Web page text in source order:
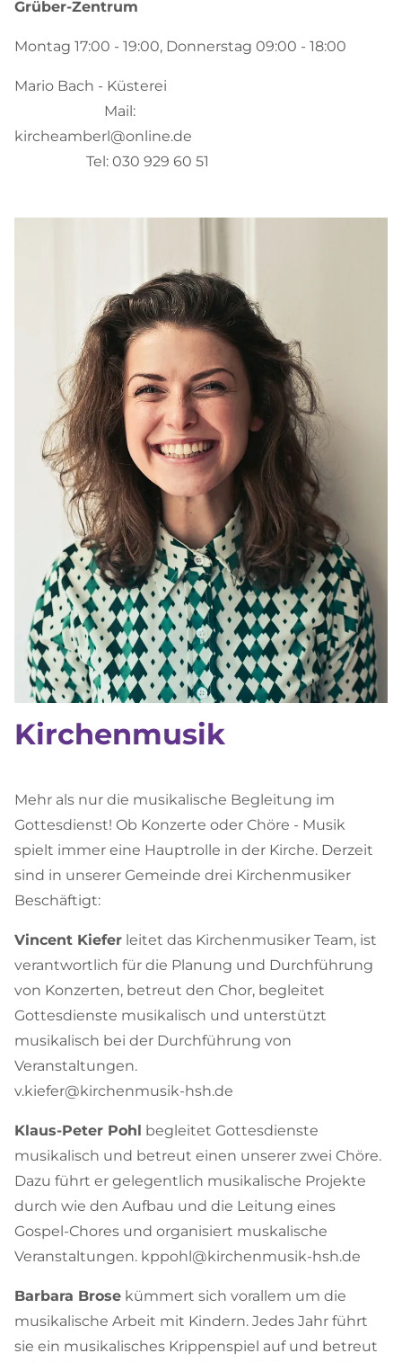
Grüber-Zentrum
Montag 17:00 - 19:00, Donnerstag 09:00 - 18:00
Mario Bach - Küsterei
Mail:
kircheamberl@online.de
Tel: 030 929 60 51
Kirchenmusik
Mehr als nur die musikalische Begleitung im
Gottesdienst! Ob Konzerte oder Chöre - Musik
spielt immer eine Hauptrolle in der Kirche. Derzeit
sind in unserer Gemeinde drei Kirchenmusiker
Beschäftigt:
Vincent Kiefer leitet das Kirchenmusiker Team, ist
verantwortlich für die Planung und Durchführung
von Konzerten, betreut den Chor, begleitet
Gottesdienste musikalisch und unterstützt
musikalisch bei der Durchführung von
Veranstaltungen.
v.kiefer@kirchenmusik-hsh.de
Klaus-Peter Pohl
begleitet Gottesdienste
musikalisch und betreut einen unserer zwei Chöre.
Dazu führt er gelegentlich musikalische Projekte
durch wie den Aufbau und die Leitung eines
Gospel-Chores und organisiert muskalische
Veranstaltungen. kppohl@kirchenmusik-hsh.de
Barbara Brose kümmert sich vorallem um die
musikalische Arbeit mit Kindern. Jedes Jahr führt
sie ein musikalisches Krippenspiel auf und betreut